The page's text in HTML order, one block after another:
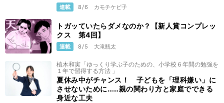
連載 8/6 カモチケビ子
トガッていたらダメなのか？【新人賞コンプレッ
クス 第4回】
連載 8/5 大滝瓶太
植木和実「ゆっくり学ぶ子のための、小学校６年間の勉強を
１年で習得する方法 」
夏休み中がチャンス！ 子どもを「理科嫌い」に
させないために……親の関わり方と家庭でできる
身近な工夫